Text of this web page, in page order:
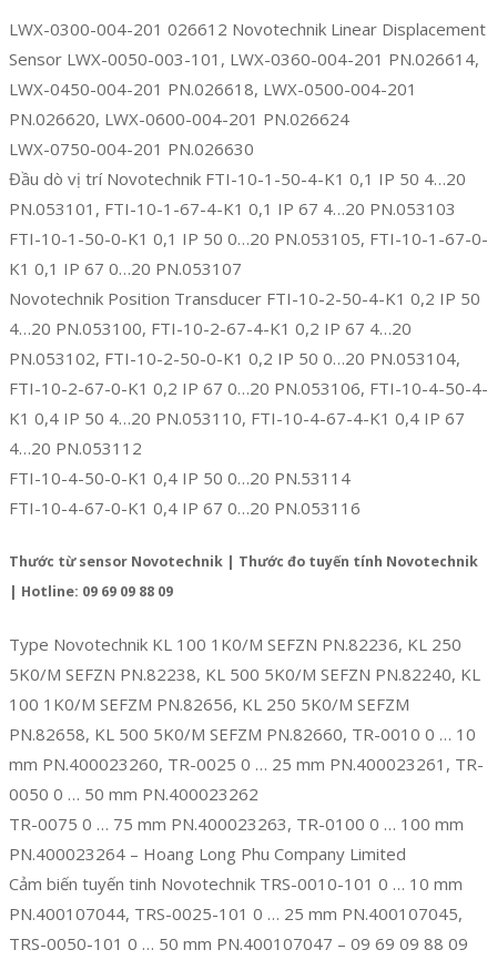
LWX-0300-004-201 026612 Novotechnik Linear Displacement
Sensor LWX-0050-003-101, LWX-0360-004-201 PN.026614,
LWX-0450-004-201 PN.026618, LWX-0500-004-201
PN.026620, LWX-0600-004-201 PN.026624
LWX-0750-004-201 PN.026630
Đầu dò vị trí Novotechnik FTI-10-1-50-4-K1 0,1 IP 50 4…20
PN.053101, FTI-10-1-67-4-K1 0,1 IP 67 4…20 PN.053103
FTI-10-1-50-0-K1 0,1 IP 50 0…20 PN.053105, FTI-10-1-67-0-
K1 0,1 IP 67 0…20 PN.053107
Novotechnik Position Transducer FTI-10-2-50-4-K1 0,2 IP 50
4…20 PN.053100, FTI-10-2-67-4-K1 0,2 IP 67 4…20
PN.053102, FTI-10-2-50-0-K1 0,2 IP 50 0…20 PN.053104,
FTI-10-2-67-0-K1 0,2 IP 67 0…20 PN.053106, FTI-10-4-50-4-
K1 0,4 IP 50 4…20 PN.053110, FTI-10-4-67-4-K1 0,4 IP 67
4…20 PN.053112
FTI-10-4-50-0-K1 0,4 IP 50 0…20 PN.53114
FTI-10-4-67-0-K1 0,4 IP 67 0…20 PN.053116
Thước từ sensor Novotechnik | Thước đo tuyến tính Novotechnik
| Hotline: 09 69 09 88 09
Type Novotechnik KL 100 1K0/M SEFZN PN.82236, KL 250
5K0/M SEFZN PN.82238, KL 500 5K0/M SEFZN PN.82240, KL
100 1K0/M SEFZM PN.82656, KL 250 5K0/M SEFZM
PN.82658, KL 500 5K0/M SEFZM PN.82660, TR-0010 0 … 10
mm PN.400023260, TR-0025 0 … 25 mm PN.400023261, TR-
0050 0 … 50 mm PN.400023262
TR-0075 0 … 75 mm PN.400023263, TR-0100 0 … 100 mm
PN.400023264 – Hoang Long Phu Company Limited
Cảm biến tuyến tinh Novotechnik TRS-0010-101 0 … 10 mm
PN.400107044, TRS-0025-101 0 … 25 mm PN.400107045,
TRS-0050-101 0 … 50 mm PN.400107047 – 09 69 09 88 09